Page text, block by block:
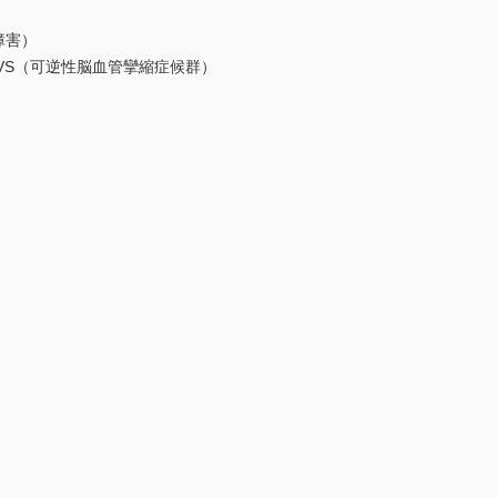
）
（可逆性脳血管攣縮症候群）